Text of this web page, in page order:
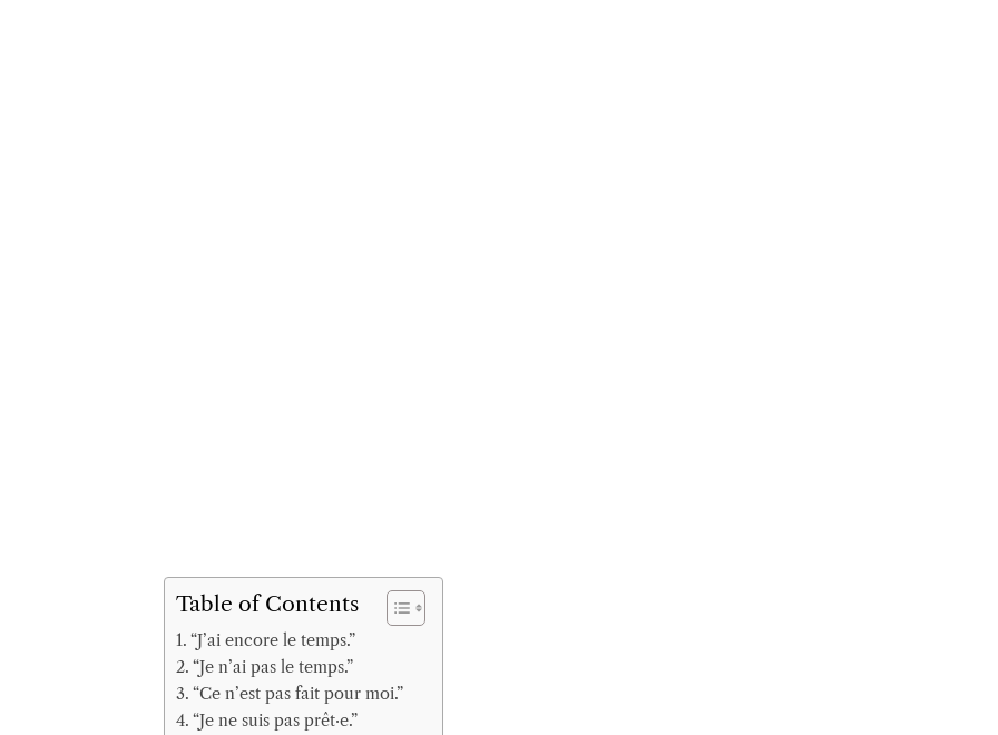
Table of Contents
“J’ai encore le temps.”
“Je n’ai pas le temps.”
“Ce n’est pas fait pour moi.”
“Je ne suis pas prêt·e.”